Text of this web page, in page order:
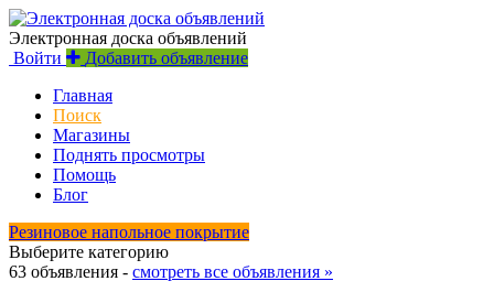
Электронная доска объявлений
Войти
Добавить объявление
Главная
Поиск
Магазины
Поднять просмотры
Помощь
Блог
Резиновое напольное покрытие
Выберите категорию
63 объявления - смотреть все объявления »